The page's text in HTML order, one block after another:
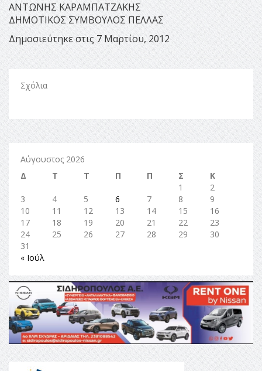
ΑΝΤΩΝΗΣ ΚΑΡΑΜΠΑΤΖΑΚΗΣ
ΔΗΜΟΤΙΚΟΣ ΣΥΜΒΟΥΛΟΣ ΠΕΛΛΑΣ
Δημοσιεύτηκε στις 7 Μαρτίου, 2012
Σχόλια
Αύγουστος 2026
Δ
Τ Τ Π Π Σ
Κ
1
2
3
4 5 6 7 8
9
10
11 12 13 14 15
16
17
18 19 20 21 22
23
24
25 26 27 28 29
30
31
« Ιούλ